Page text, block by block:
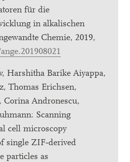
für die
in alkalischen
Chemie, 2019,
Harshitha Barike Aiyappa,
Thomas Erichsen,
Corina Andronescu,
Scanning
cell microscopy
single ZIF‐derived
particles as